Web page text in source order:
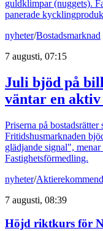
guldklimpar (nuggets).
panerade
nyheter/Bostadsmarknad
7 augusti, 07:15
Juli bjöd på
väntar en
Priserna på
Fritidshusmarknaden
glädjande signal",
Fastighetsförmedling.
nyheter/
7 augusti, 08:39
Höjd riktkurs för